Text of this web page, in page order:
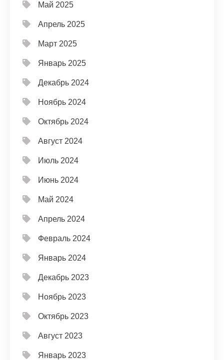
Май 2025
Апрель 2025
Март 2025
Январь 2025
Декабрь 2024
Ноябрь 2024
Октябрь 2024
Август 2024
Июль 2024
Июнь 2024
Май 2024
Апрель 2024
Февраль 2024
Январь 2024
Декабрь 2023
Ноябрь 2023
Октябрь 2023
Август 2023
Январь 2023